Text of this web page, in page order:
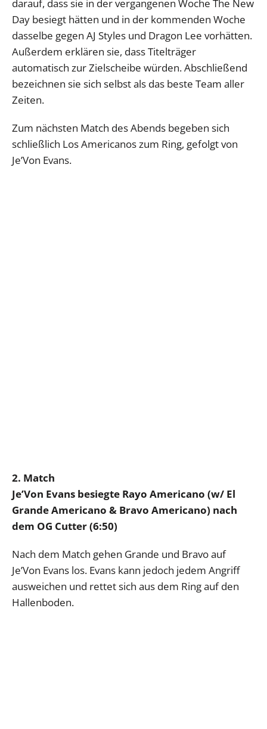
darauf, dass sie in der vergangenen Woche The New
Day besiegt hätten und in der kommenden Woche
dasselbe gegen AJ Styles und Dragon Lee vorhätten.
Außerdem erklären sie, dass Titelträger
automatisch zur Zielscheibe würden. Abschließend
bezeichnen sie sich selbst als das beste Team aller
Zeiten.
Zum nächsten Match des Abends begeben sich
schließlich Los Americanos zum Ring, gefolgt von
Je’Von Evans.
2. Match
Je’Von Evans besiegte Rayo Americano (w/ El
Grande Americano & Bravo Americano) nach
dem OG Cutter (6:50)
Nach dem Match gehen Grande und Bravo auf
Je’Von Evans los. Evans kann jedoch jedem Angriff
ausweichen und rettet sich aus dem Ring auf den
Hallenboden.